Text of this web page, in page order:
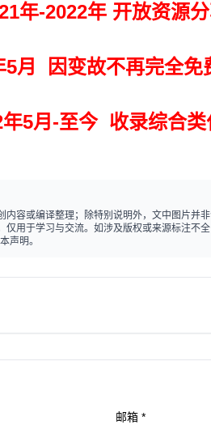
年-2022年 开放资源
5月 因变故不再完全免
年5月-至今 收录综合
内容或编译整理；除特别说明外，文中图片并
仅用于学习与交流。如涉及版权或来源标注不
声明。
邮箱 *